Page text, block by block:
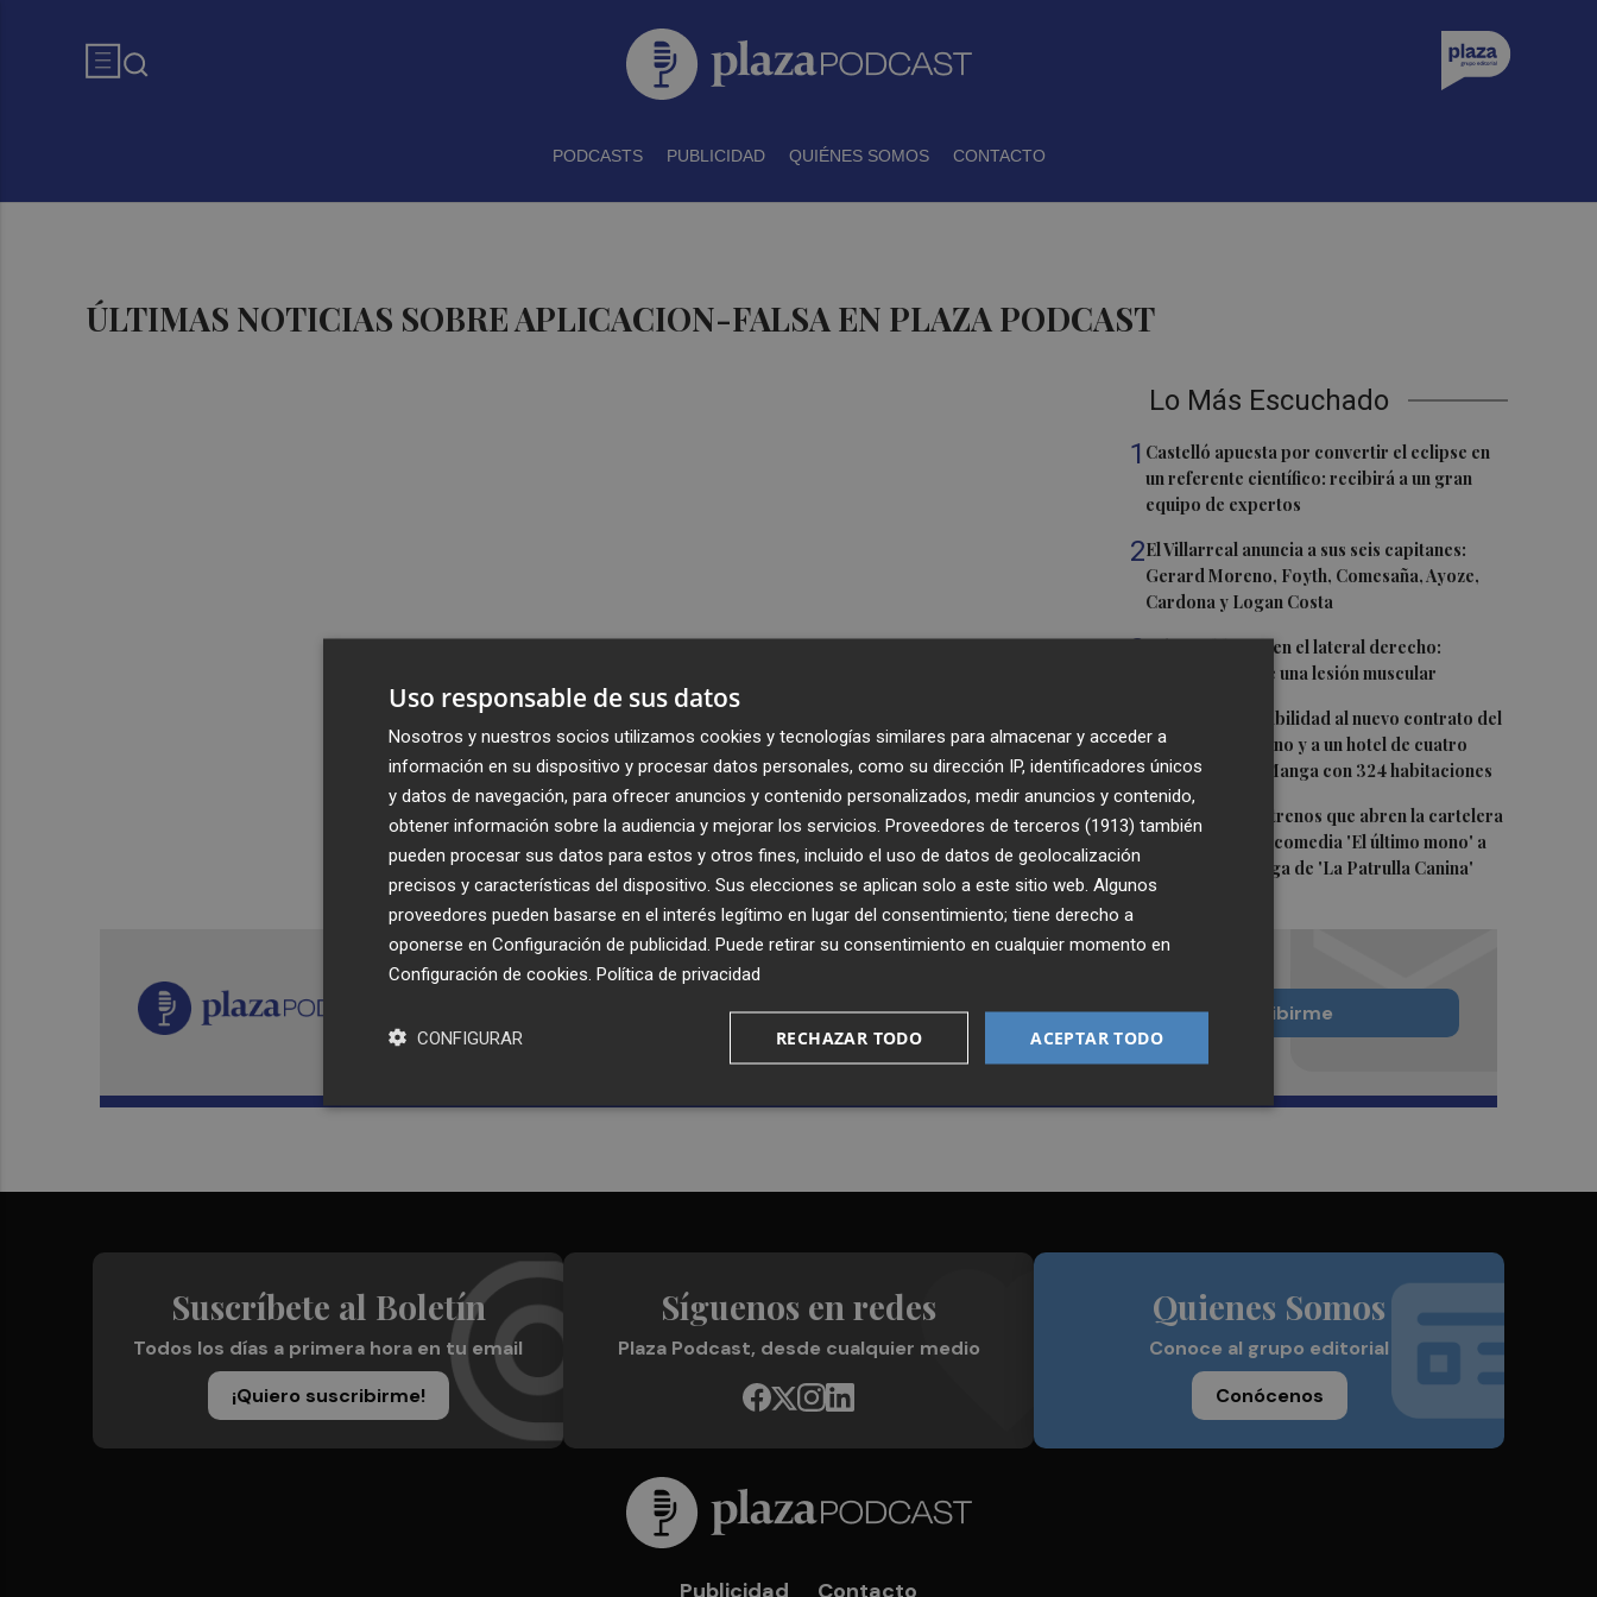
PODCASTS PUBLICIDAD QUIÉNES SOMOS CONTACTO
ÚLTIMAS NOTICIAS SOBRE APLICACION-FALSA EN PLAZA PODCAST
Lo Más Escuchado
1 Castelló apuesta por convertir el eclipse en
un referente científico: recibirá a un gran
equipo de expertos
2El Villarreal anuncia a sus seis capitanes:
Gerard Moreno, Foyth, Comesaña, Ayoze,
Cardona y Logan Costa
3Más problemas en el lateral derecho:
Monferrer sufre una lesión muscular
San Javier da viabilidad al nuevo contrato del
transporte urbano y a un hotel de cuatro
estrellas en La Manga con 324 habitaciones
5 Estos son los estrenos que abren la cartelera
en agosto: de la comedia 'El último mono' a
una nueva entrega de 'La Patrulla Canina'
Recibe toda la actualidad de
Plaza Podcast en tu correo
Quiero suscribirme
Suscríbete al Boletín
Todos los días a primera hora en tu email
¡Quiero suscribirme!
Síguenos en redes
Plaza Podcast, desde cualquier medio
Quienes Somos
Conoce al grupo editorial
Conócenos
Publicidad Contacto
Uso responsable de sus datos
Nosotros y nuestros socios utilizamos cookies y tecnologías similares para almacenar y acceder a
información en su dispositivo y procesar datos personales, como su dirección IP, identificadores únicos
y datos de navegación, para ofrecer anuncios y contenido personalizados, medir anuncios y contenido,
obtener información sobre la audiencia y mejorar los servicios. Proveedores de terceros (1913) también
pueden procesar sus datos para estos y otros fines, incluido el uso de datos de geolocalización
precisos y características del dispositivo. Sus elecciones se aplican solo a este sitio web. Algunos
proveedores pueden basarse en el interés legítimo en lugar del consentimiento; tiene derecho a
oponerse en Configuración de publicidad . Puede retirar su consentimiento en cualquier momento en
Configuración de cookies Política de privacidad
ACEPTAR TODO
RECHAZAR TODO
CONFIGURAR